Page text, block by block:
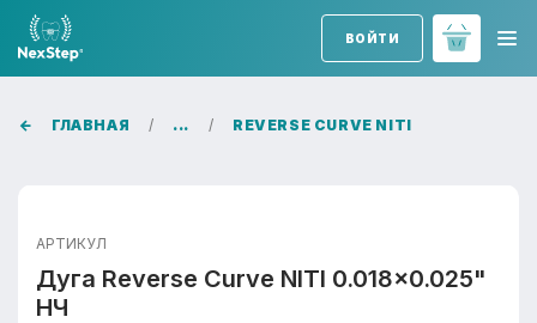
ВОЙТИ
ГЛАВНАЯ ... REVERSE CURVE NITI
АРТИКУЛ
Дуга Reverse Curve NITI 0.018x0.025"
НЧ